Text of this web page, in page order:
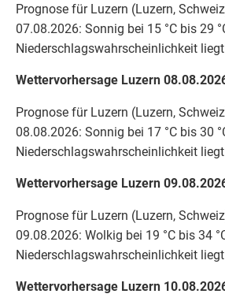
Prognose für Luzern (Luzern,
07.08.2026: Sonnig bei 15 °C bis 29
Niederschlagswahrscheinlichkeit liegt
Wettervorhersage Luzern
Prognose für Luzern (Luzern,
08.08.2026: Sonnig bei 17 °C bis 30
Niederschlagswahrscheinlichkeit liegt
Wettervorhersage Luzern
Prognose für Luzern (Luzern,
09.08.2026: Wolkig bei 19 °C bis 34
Niederschlagswahrscheinlichkeit liegt
Wettervorhersage Luzern